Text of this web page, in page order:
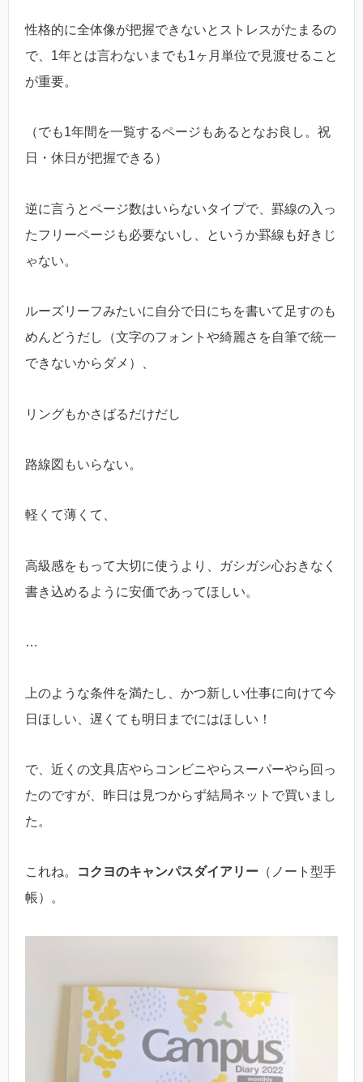
性格的に全体像が把握できないとストレスがたまるの
で、1年とは言わないまでも1ヶ月単位で見渡せること
が重要。
（でも1年間を一覧するページもあるとなお良し。祝
日・休日が把握できる）
逆に言うとページ数はいらないタイプで、罫線の入っ
たフリーページも必要ないし、というか罫線も好きじ
ゃない。
ルーズリーフみたいに自分で日にちを書いて足すのも
めんどうだし（文字のフォントや綺麗さを自筆で統一
できないからダメ）、
リングもかさばるだけだし
路線図もいらない。
軽くて薄くて、
高級感をもって大切に使うより、ガシガシ心おきなく
書き込めるように安価であってほしい。
…
上のような条件を満たし、かつ新しい仕事に向けて今
日ほしい、遅くても明日までにはほしい！
で、近くの文具店やらコンビニやらスーパーやら回っ
たのですが、昨日は見つからず結局ネットで買いまし
た。
これね。 コクヨのキャンパスダイアリー （ノート型手
帳）。